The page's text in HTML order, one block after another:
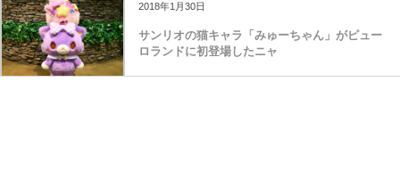
2018年1月30日
サンリオの猫キャラ「みゅーちゃん」がピュー
ロランドに初登場したニャ